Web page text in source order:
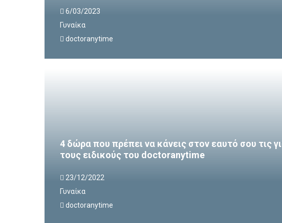
6/03/2023
Γυναίκα
doctoranytime
4 δώρα που πρέπει να κάνεις στον εαυτό σου τις
τους ειδικούς του doctoranytime
23/12/2022
Γυναίκα
doctoranytime